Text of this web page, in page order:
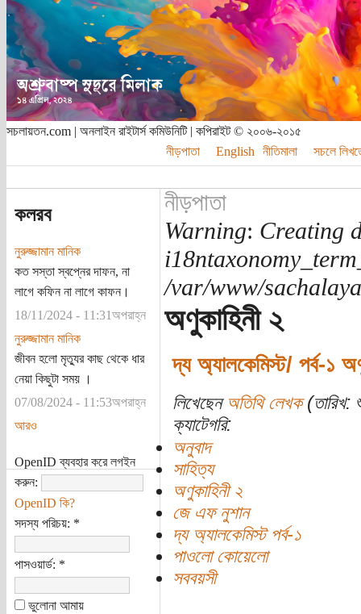
সচলায়তন.com | অনলাইন রাইটার্স কমিউনিটি | কপিরাইট © ২০০৬-২০১৫
নীড়পাতা
English নীতিমালা সচলে
কলরব
নুরুজ্জামান মানিক
কত সস্তা স্বপ্নের দাফন, না
লাগে কফিন না লাগে কাফন।
18/11/2024 - 11:31অপরাহ্ন
নুরুজ্জামান মানিক
জীবন হলো মৃত্যুর কাছ থেকে ধার
নেয়া কিছুটা সময় ।
07/08/2024 - 11:53অপরাহ্ন
আরও
OpenID ব্যবহার করে লগইন
করুন:
OpenID কি?
সদস্য পরিচয়: *
পাসওয়ার্ড: *
ভুলোনা আমায়
নীড়পাতা
Warning: Creating
/var/www/
অণুকাহিনী ২
দ্য অ্যালকেমিস্ট/ পর্ব-১
লিখেছেন অতিথি লেখক(তারিখ:
ক্যাটেগরি:
অনুবাদ
সাহিত্য
অণুকাহিনী ২
জে এফ নুশান
দ্য অ্যালকেমিস্ট পর্ব-১
পাওলো কোয়েলো
সববয়সী